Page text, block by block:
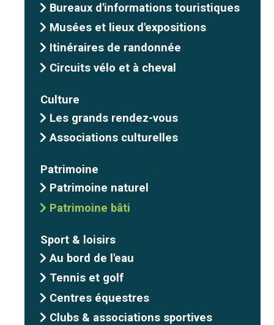
Bureaux d'informations touristiques
Musées et lieux d'expositions
Itinéraires de randonnée
Circuits vélo et à cheval
Culture
Les grands rendez-vous
Associations culturelles
Patrimoine
Patrimoine naturel
Patrimoine bâti
Sport & loisirs
Au bord de l'eau
Tennis et golf
Centres équestres
Clubs & associations sportives